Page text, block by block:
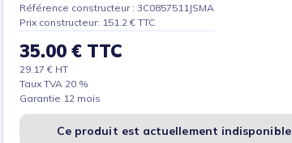
Référence constructeur : 3C0857511JSMA
Prix constructeur: 151.2 € TTC
35.00 € TTC
29.17 € HT
Taux TVA 20 %
Garantie 12 mois
Ce produit est actuellement indisponible